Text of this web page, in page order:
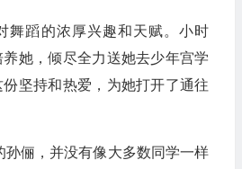
舞蹈的浓厚兴趣和天赋。小时
她，倾尽全力送她去少年宫学
坚持和热爱，为她打开了通往
孙俪，并没有像大多数同学一样